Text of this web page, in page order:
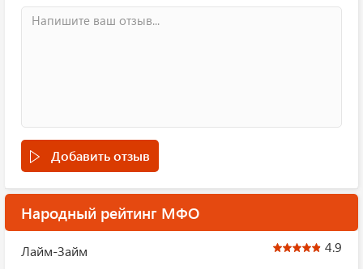
Добавить отзыв
Народный рейтинг МФО
Лайм-Займ 4.9